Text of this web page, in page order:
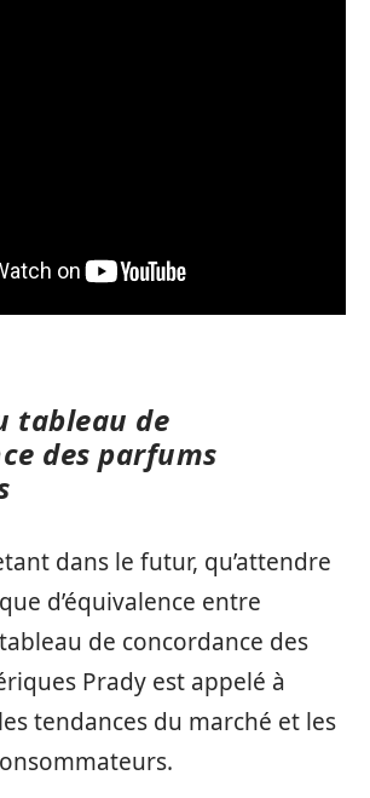
tableau de
des parfums
dans le futur, qu’attendre
d’équivalence entre
de concordance des
Prady est appelé à
tendances du marché et les